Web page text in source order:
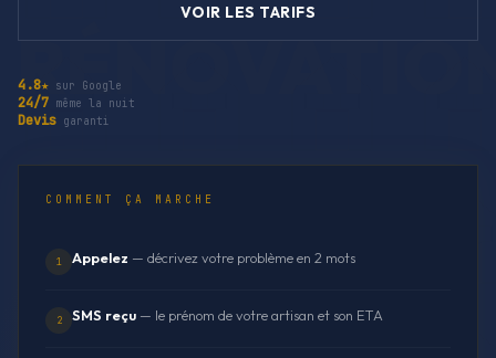
VOIR LES TARIFS
4.8★ sur Google
24/7 même la nuit
Devis garanti
COMMENT ÇA MARCHE
1 Appelez — décrivez votre problème en 2 mots
2 SMS reçu — le prénom de votre artisan et son ETA